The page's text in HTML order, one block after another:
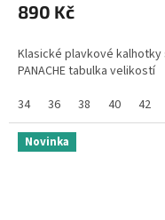
890 Kč
Klasické plavkové kalhotky
PANACHE tabulka velikostí
34
36 38 40 42
Novinka